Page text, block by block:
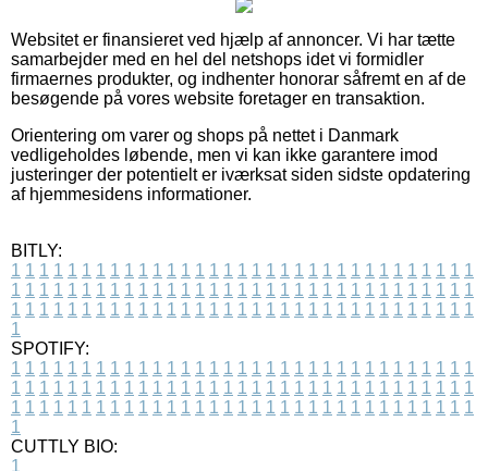
Websitet er finansieret ved hjælp af annoncer. Vi har tætte
samarbejder med en hel del netshops idet vi formidler
firmaernes produkter, og indhenter honorar såfremt en af de
besøgende på vores website foretager en transaktion.
Orientering om varer og shops på nettet i Danmark
vedligeholdes løbende, men vi kan ikke garantere imod
justeringer der potentielt er iværksat siden sidste opdatering
af hjemmesidens informationer.
BITLY:
1 1 1 1 1 1 1 1 1 1 1 1 1 1 1 1 1 1 1 1 1 1 1 1 1 1 1 1 1 1 1 1 1
1 1 1 1 1 1 1 1 1 1 1 1 1 1 1 1 1 1 1 1 1 1 1 1 1 1 1 1 1 1 1 1 1
1 1 1 1 1 1 1 1 1 1 1 1 1 1 1 1 1 1 1 1 1 1 1 1 1 1 1 1 1 1 1 1 1
1
SPOTIFY:
1 1 1 1 1 1 1 1 1 1 1 1 1 1 1 1 1 1 1 1 1 1 1 1 1 1 1 1 1 1 1 1 1
1 1 1 1 1 1 1 1 1 1 1 1 1 1 1 1 1 1 1 1 1 1 1 1 1 1 1 1 1 1 1 1 1
1 1 1 1 1 1 1 1 1 1 1 1 1 1 1 1 1 1 1 1 1 1 1 1 1 1 1 1 1 1 1 1 1
1
CUTTLY BIO:
1